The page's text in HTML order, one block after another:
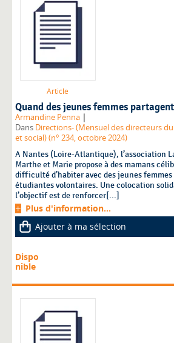
Article
Quand des jeunes femmes
Armandine Penna |
Dans Directions- (Mensuel des directeurs
et social) (n° 234, octobre 2024)
A Nantes (Loire-Atlantique), l’association
Marthe et Marie propose à des mamans
difficulté d’habiter avec des jeunes femmes
étudiantes volontaires. Une colocation
l’objectif est de renforcer[...]
Plus d'information...
Ajouter à ma sélection
Dispo
nible